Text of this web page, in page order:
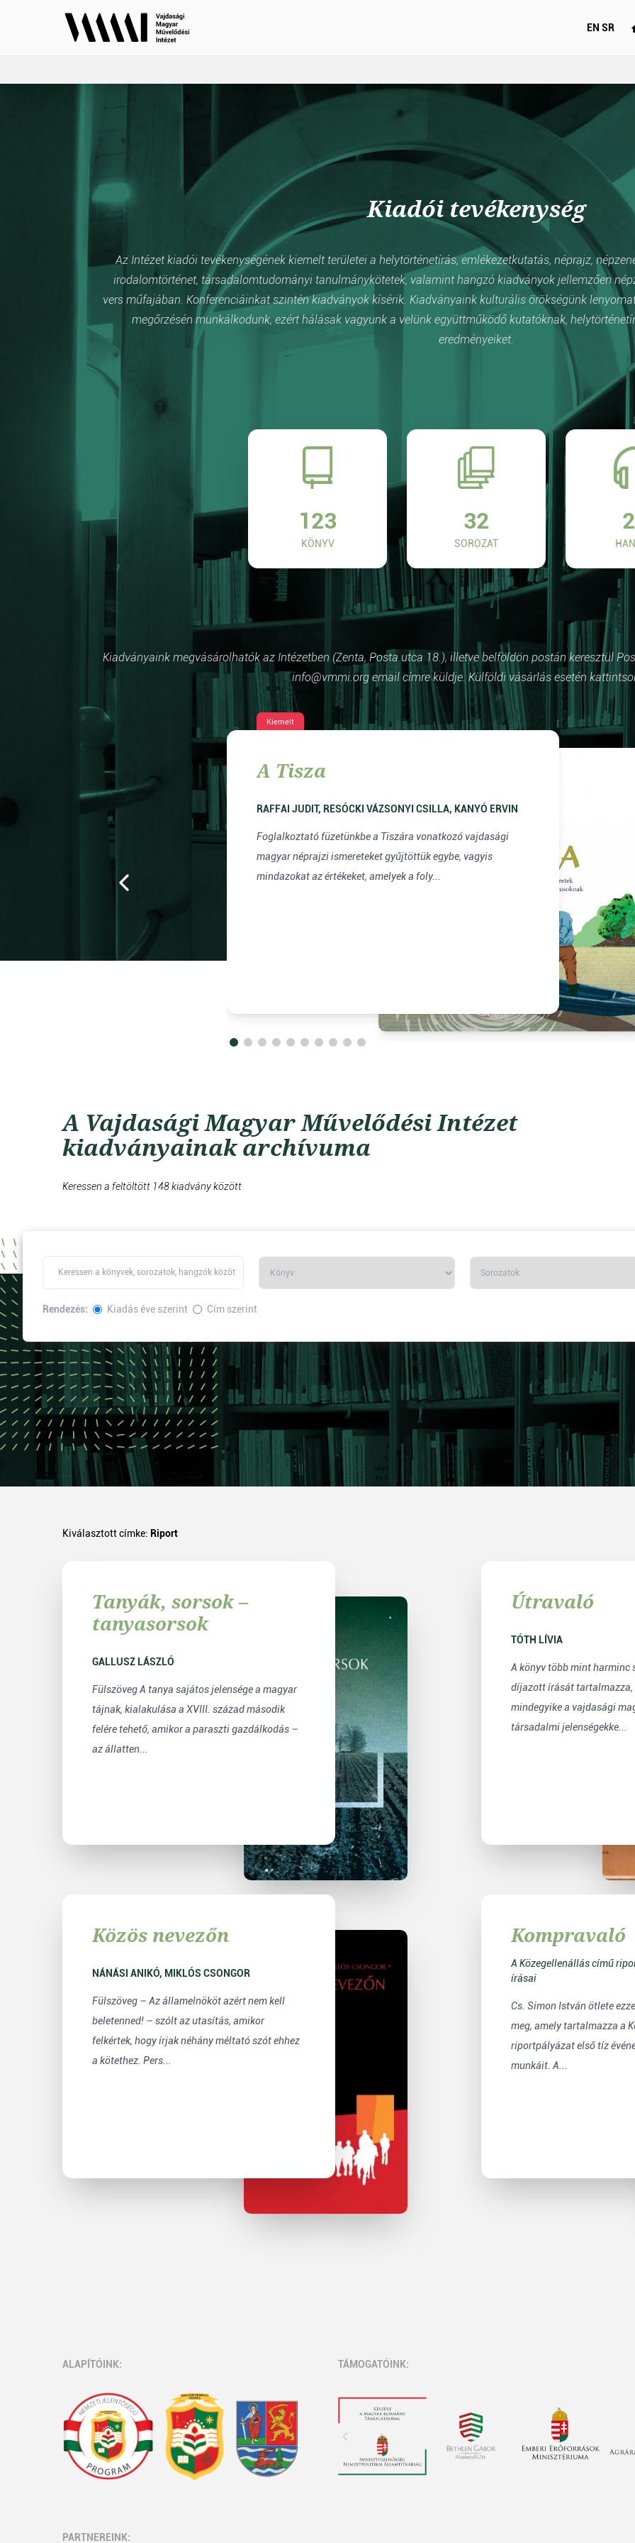
EN SR
Kiadói tevékenység
Az Intézet kiadói tevékenységének kiemelt területei a helytörténetírás, emlékezetkutatás, néprajz,
irodalomtörténet, társadalomtudományi tanulmánykötetek, valamint hangzó kiadványok jellemzően
vers műfajában. Konferenciáinkat szintén kiadványok kísérik. Kiadványaink kulturális örökségünk
megőrzésén munkálkodunk, ezért hálásak vagyunk a velünk együttműködő kutatóknak,
eredményeiket.
123
KÖNYV
32
SOROZAT
Kiadványaink megvásárolhatók az Intézetben (Zenta, Posta utca 18.), illetve belföldön postán keresztül
info@vmmi.org email címre küldje. Külföldi vásárlás esetén
Kiemelt
A Tisza
RAFFAI JUDIT, RESÓCKI VÁZSONYI CSILLA, KANYÓ ERVIN
Foglalkoztató füzetünkbe a Tiszára vonatkozó vajdasági
magyar néprajzi ismereteket gyűjtöttük egybe, vagyis
mindazokat az értékeket, amelyek a foly...
A Vajdasági Magyar Művelődési Intézet
kiadványainak archívuma
Keressen a feltöltött 148 kiadvány között
Rendezés: Kiadás éve szerint Cím szerint
Kiválasztott címke: Riport
Tanyák, sorsok –
tanyasorsok
GALLUSZ LÁSZLÓ
Fülszöveg A tanya sajátos jelensége a magyar
tájnak, kialakulása a XVIII. század második
felére tehető, amikor a paraszti gazdálkodás –
az állatten...
Útravaló
TÓTH LÍVIA
A könyv több mint harminc
díjazott írását tartalmazza,
mindegyike a vajdasági
társadalmi jelenségekke...
Közös nevezőn
NÁNÁSI ANIKÓ, MIKLÓS CSONGOR
Fülszöveg – Az államelnököt azért nem kell
beletenned! – szólt az utasítás, amikor
felkértek, hogy írjak néhány méltató szót ehhez
a kötethez. Pers...
Kompravaló
A Közegellenállás című
írásai
Cs. Simon István ötlete
meg, amely tartalmazza a
riportpályázat első tíz
munkáit. A...
ALAPÍTÓINK: TÁMOGATÓINK:
PARTNEREINK: